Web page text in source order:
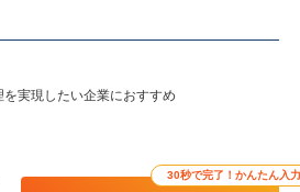
実現したい企業におすすめ
30秒で完了！かんたん入力